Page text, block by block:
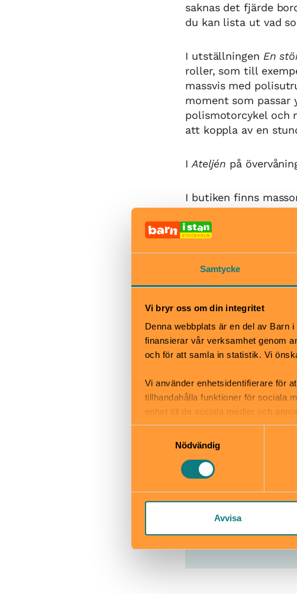
Samtycke
Vi bryr oss om din integritet
Denna webbplats är en del av Barn
finansierar vår verksamhet genom
och för att samla in statistik. Vi
Vi använder enhetsidentifierare för
tillhandahålla funktioner för sociala
enhet till de sociala medier och
informationen med annan
Nödvändig
Avvisa
saknas det fjärde
du kan lista ut vad
I utställningen En
roller, som till
massvis med
moment som passar
polismotorcykel och
att koppla av en
I Ateljén på
I butiken finns
och poliskeps.
När
Tillfälligt stängt 18/
Tis–fre kl 12–17
Lör–sön kl 11–17
Bra att veta
Okej med matsäck
Hiss och ramper
Restaurang
Skötbord
polismuseet.se